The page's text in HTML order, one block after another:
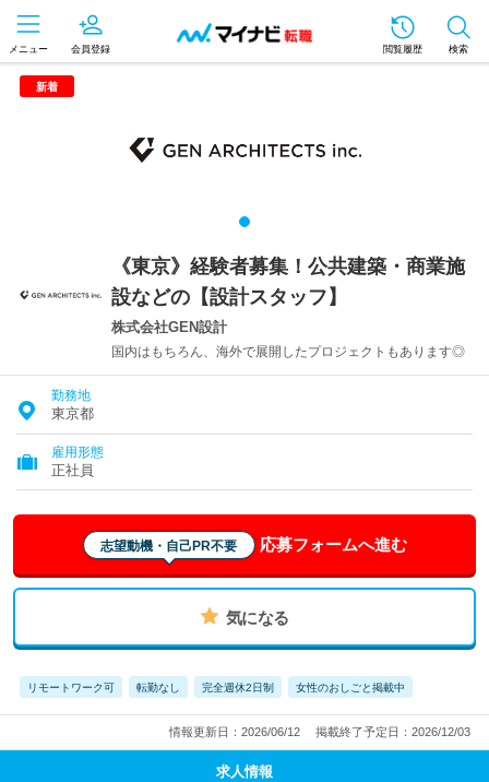
メニュー 会員登録 閲覧履歴 検索
新着
《東京》経験者募集！公共建築・商業施
設などの【設計スタッフ】
株式会社GEN設計
国内はもちろん、海外で展開したプロジェクトもあります◎
勤務地
東京都
雇用形態
正社員
志望動機・自己PR不要 応募フォームへ進む
気になる
リモートワーク可 転勤なし 完全週休2日制 女性のおしごと掲載中
情報更新日：2026/06/12 掲載終了予定日：2026/12/03
求人情報